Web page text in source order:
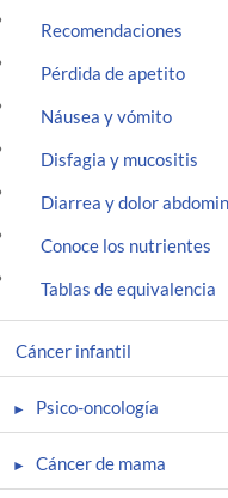
Recomendaciones
Pérdida de apetito
Náusea y vómito
Disfagia y mucositis
Diarrea y dolor
Conoce los nutrientes
Tablas de equivalencia
Cáncer infantil
Psico-oncología
Cáncer de mama